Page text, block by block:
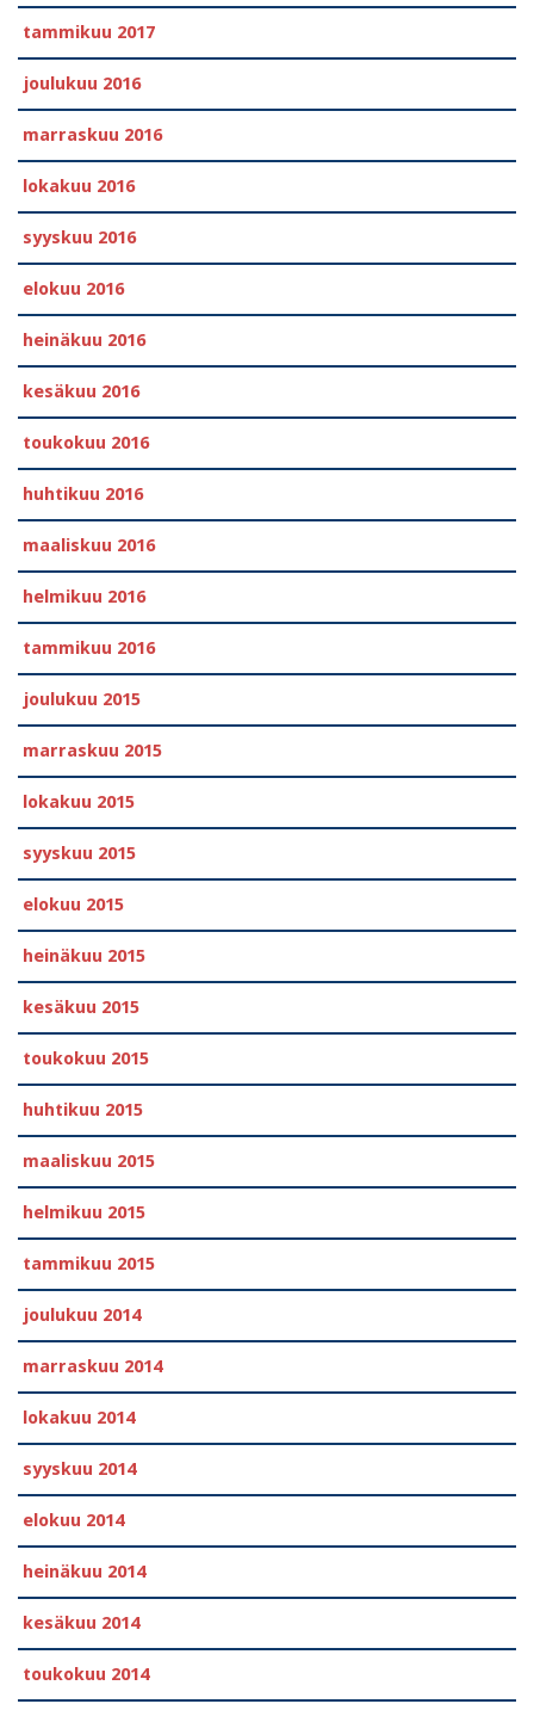
tammikuu 2017
joulukuu 2016
marraskuu 2016
lokakuu 2016
syyskuu 2016
elokuu 2016
heinäkuu 2016
kesäkuu 2016
toukokuu 2016
huhtikuu 2016
maaliskuu 2016
helmikuu 2016
tammikuu 2016
joulukuu 2015
marraskuu 2015
lokakuu 2015
syyskuu 2015
elokuu 2015
heinäkuu 2015
kesäkuu 2015
toukokuu 2015
huhtikuu 2015
maaliskuu 2015
helmikuu 2015
tammikuu 2015
joulukuu 2014
marraskuu 2014
lokakuu 2014
syyskuu 2014
elokuu 2014
heinäkuu 2014
kesäkuu 2014
toukokuu 2014